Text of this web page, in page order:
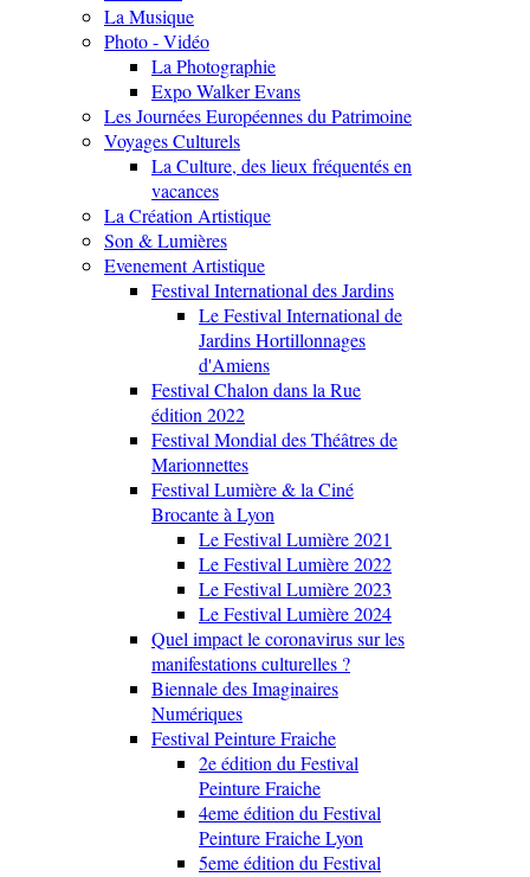
La Musique
Photo - Vidéo
La Photographie
Expo Walker Evans
Les Journées Européennes du Patrimoine
Voyages Culturels
La Culture, des lieux fréquentés en
vacances
La Création Artistique
Son & Lumières
Evenement Artistique
Festival International des Jardins
Le Festival International de
Jardins Hortillonnages
d'Amiens
Festival Chalon dans la Rue
édition 2022
Festival Mondial des Théâtres de
Marionnettes
Festival Lumière & la Ciné
Brocante à Lyon
Le Festival Lumière 2021
Le Festival Lumière 2022
Le Festival Lumière 2023
Le Festival Lumière 2024
Quel impact le coronavirus sur les
manifestations culturelles ?
Biennale des Imaginaires
Numériques
Festival Peinture Fraiche
2e édition du Festival
Peinture Fraiche
4eme édition du Festival
Peinture Fraiche Lyon
5eme édition du Festival